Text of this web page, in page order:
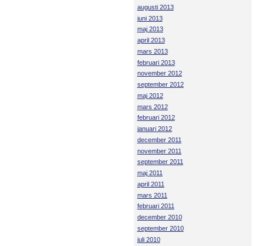
augusti 2013
juni 2013
maj 2013
april 2013
mars 2013
februari 2013
november 2012
september 2012
maj 2012
mars 2012
februari 2012
januari 2012
december 2011
november 2011
september 2011
maj 2011
april 2011
mars 2011
februari 2011
december 2010
september 2010
juli 2010